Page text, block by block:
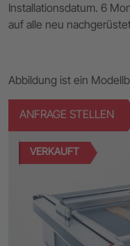
Installationsdatum. 6
auf alle neu
Abbildung ist ein
ANFRAGE STELLEN
VERKAUFT